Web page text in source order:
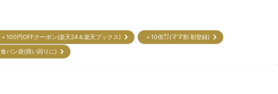
＋100円OFFクーポン(楽天24＆楽天ブックス)
＋10倍㌽(ママ割 初登録)
食パン袋(買い回りに)